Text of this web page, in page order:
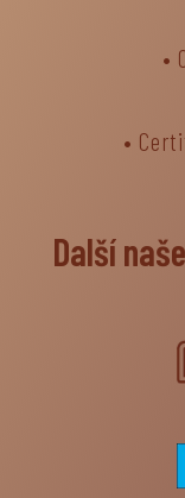
•
•
Další